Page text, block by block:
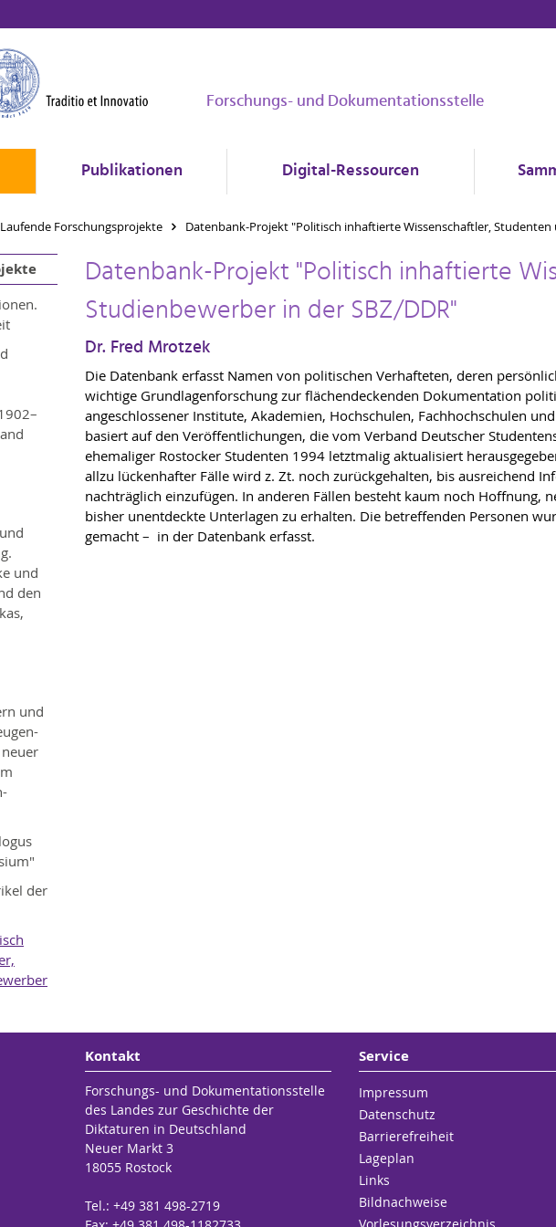
Forschungs- und Dokumentationsstelle
Publikationen Digital-Ressourcen
Laufende Forschungsprojekte Datenbank-Projekt "Politisch inhaftierte Wissenschaftler,
und
den
und
der
Datenbank-Projekt "Politisch inhaftierte
Studienbewerber in der SBZ/DDR"
Dr. Fred Mrotzek
Die Datenbank erfasst Namen von politischen Verhafteten, deren
wichtige Grundlagenforschung zur flächendeckenden Dokumentation
angeschlossener Institute, Akademien, Hochschulen, Fachhochschulen
basiert auf den Veröffentlichungen, die vom Verband Deutscher
ehemaliger Rostocker Studenten 1994 letztmalig aktualisiert
allzu lückenhafter Fälle wird z. Zt. noch zurückgehalten, bis ausreichend
nachträglich einzufügen. In anderen Fällen besteht kaum noch Hoffnung,
bisher unentdeckte Unterlagen zu erhalten. Die betreffenden Personen
gemacht – in der Datenbank erfasst.
Kontakt
Forschungs- und Dokumentationsstelle
des Landes zur Geschichte der
Diktaturen in Deutschland
Neuer Markt 3
18055 Rostock
Tel.: +49 381 498-2719
Service
Impressum
Datenschutz
Barrierefreiheit
Lageplan
Links
Bildnachweise